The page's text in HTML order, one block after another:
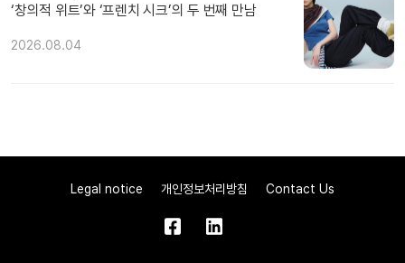
‘창의적 위트’와 ‘프렌치 시크’의 두 번째 만남
2026.08.04
Legal notice 개인정보처리방침 Contact Us